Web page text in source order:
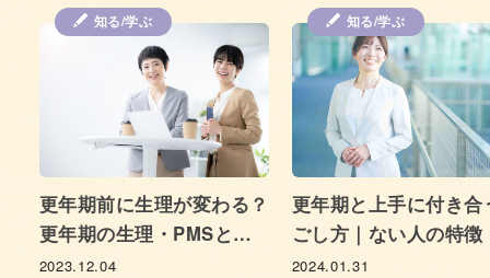
知る/学ぶ
更年期と上手に付き合う過
ごし方｜ない人の特徴・習
慣（食事・運動）
2024.01.31
カラダの症状/対策
どうする？更年期の目
調‐老眼・かすみ目の
と簡単ケア‐
2025.10.03
老眼
かすみ目
ドライ
プレ更年期
女性ホルモン
自律神経
更年期
セルフケア